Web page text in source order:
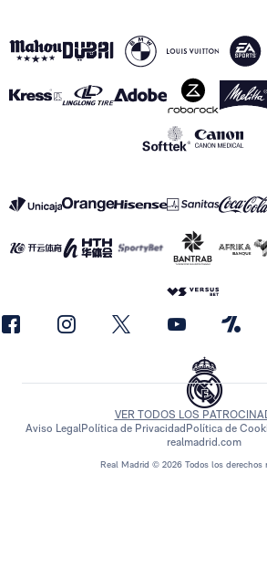
Real Madrid © 2026 Todos los derechos
VER TODOS LOS
Aviso LegalPolítica de Privacidad Política de
realmadrid.com